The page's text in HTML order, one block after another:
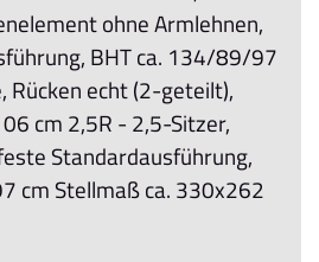
ohne Armlehnen,
BHT ca. 134/89/97
Rücken echt (2-geteilt),
cm 2,5R - 2,5-Sitzer,
Standardausführung,
cm Stellmaß ca. 330x262